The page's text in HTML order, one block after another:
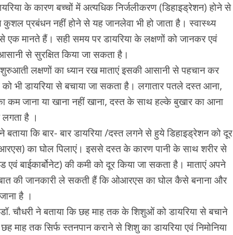
के कारण बच्चों में अत्यधिक निर्जलीकरण (डिहाइड्रेशन) होने से
प्रबंधन नहीं होने से यह जानलेवा भी हो जाता है। स्वास्थ्य
मानते हैं। सही समय पर डायरिया के लक्षणों को जानकर एवं
से सुरक्षित किया जा सकता है।
लक्षणों का ध्यान रख माताएं इसकी आसानी से पहचान कर
भी डायरिया से बचाया जा सकता है। लगातार पतले दस्त आना,
कम जाना या खाना नहीं खाना, दस्त के साथ हल्के बुखार का आना
है ।
बताया कि बार- बार डायरिया /दस्त लगने से हुये डिहाइड्रेशन को दूर
का घोल पिलाएं। इससे दस्त के कारण पानी के साथ शरीर से
बाईकार्बोनेट) की कमी को दूर किया जा सकता है। माताएं अपने
की जानकारी ले सकती हैं कि ओआरएस का घोल कैसे बनाना और
है ।
चौधरी ने बताया कि छह माह तक के शिशुओं को डायरिया से बचाने
तक सिर्फ स्तनपान कराने से शिशु का डायरिया एवं निमोनिया